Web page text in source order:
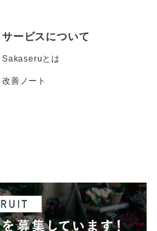
サービスについて
Sakaseruとは
改善ノート